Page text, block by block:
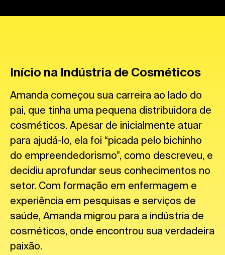
Início na Indústria de Cosméticos
Amanda começou sua carreira ao lado do
pai, que tinha uma pequena distribuidora de
cosméticos. Apesar de inicialmente atuar
para ajudá-lo, ela foi “picada pelo bichinho
do empreendedorismo”, como descreveu, e
decidiu aprofundar seus conhecimentos no
setor. Com formação em enfermagem e
experiência em pesquisas e serviços de
saúde, Amanda migrou para a indústria de
cosméticos, onde encontrou sua verdadeira
paixão.